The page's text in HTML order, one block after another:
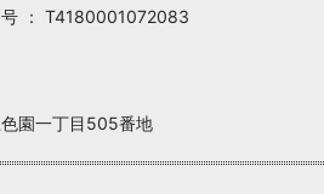
： T4180001072083
園一丁目505番地